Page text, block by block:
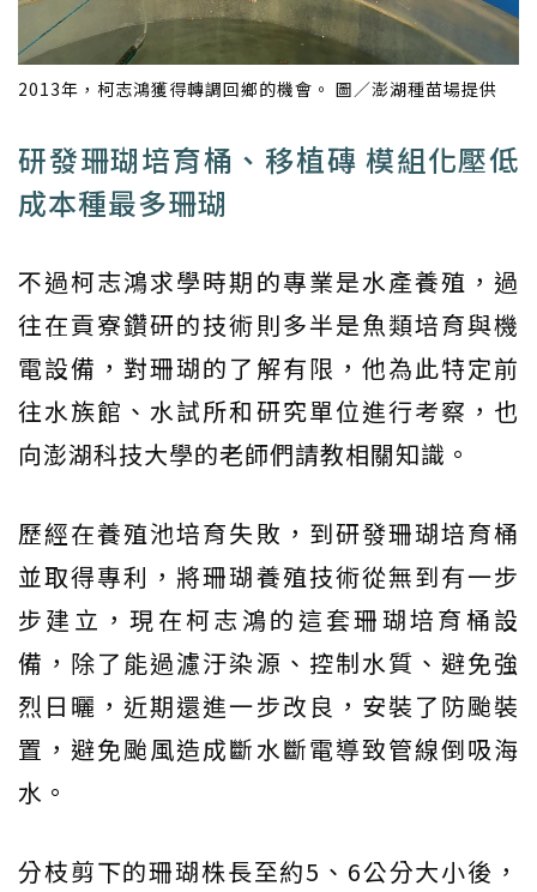
2013年，柯志鴻獲得轉調回鄉的機會。 圖／澎湖種苗場提供
研發珊瑚培育桶、移植磚 模組化壓低
成本種最多珊瑚
不過柯志鴻求學時期的專業是水產養殖，過
往在貢寮鑽研的技術則多半是魚類培育與機
電設備，對珊瑚的了解有限，他為此特定前
往水族館、水試所和研究單位進行考察，也
向澎湖科技大學的老師們請教相關知識。
歷經在養殖池培育失敗，到研發珊瑚培育桶
並取得專利，將珊瑚養殖技術從無到有一步
步建立，現在柯志鴻的這套珊瑚培育桶設
備，除了能過濾汙染源、控制水質、避免強
烈日曬，近期還進一步改良，安裝了防颱裝
置，避免颱風造成斷水斷電導致管線倒吸海
水。
分枝剪下的珊瑚株長至約5、6公分大小後，